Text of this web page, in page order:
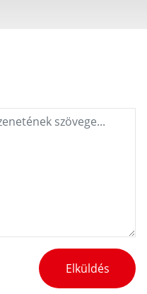
Elküldés